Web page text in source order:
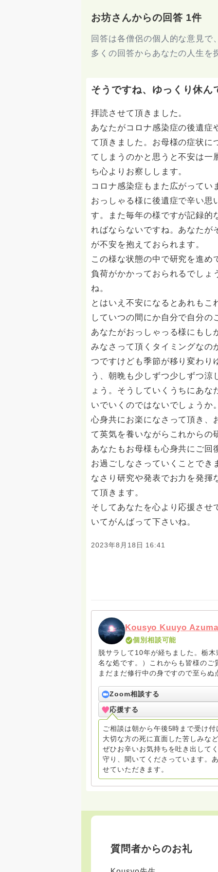
お坊さんからの回答 1件
回答は各僧侶の個人的な意見
多くの回答からあなたの人生を
そうですね、ゆっくり休
拝読させて頂きました。
あなたがコロナ感染症の後遺症
て頂きました。お母様の症状に
てしまうのかと思うと不安は一
ち心よりお察しします。
コロナ感染症もまた広がって
おっしゃる様に後遺症で辛い思
す。また毎年の様ですが記録的
ればならないですね。あなたが
が不安を抱えておられます。
この様な状態の中で研究を進
負荷がかかっておられるでしょ
ね。
とはいえ不安になるとあれも
していつの間にか自分で自分
あなたがおっしゃっる様にもし
みなさって頂くタイミングなの
つですけども季節が移り変わり
う、朝晩も少しずつ少しずつ
ょう。そうしていくうちにあ
いでいくのではないでしょうか
心身共にお楽になさって頂き、
て英気を養いながらこれからの
あなたもお母様も心身共にご回
お過ごしなさっていくことでき
なさり研究や発表でお力を発揮
て頂きます。
そしてあなたを心より応援させ
いてがんばって下さいね。
2023年8月18日 16:41
Kousyo Kuuyo Azuma
個別相談可能
脱サラして10年が経ちました。栃
名な処です。）これからも皆様の
まだまだ修行中の身ですので至ら
Zoom相談する
応援する
ご相談は朝から午後5時まで受け
大切な方の死に直面した苦しみな
ぜひお辛いお気持ちを吐き出して
守り、聞いてくださっています。
せていただきます。
質問者からのお礼